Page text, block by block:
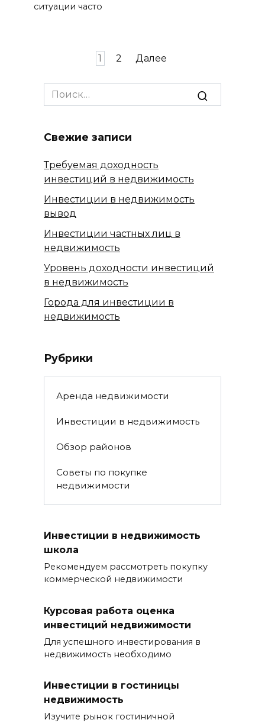
ситуации часто
1 2 Далее
Search
for:
Свежие записи
Требуемая доходность
инвестиций в недвижимость
Инвестиции в недвижимость
вывод
Инвестиции частных лиц в
недвижимость
Уровень доходности инвестиций
в недвижимость
Города для инвестиции в
недвижимость
Рубрики
Аренда недвижимости
Инвестиции в недвижимость
Обзор районов
Советы по покупке
недвижимости
Инвестиции в недвижимость
школа
Рекомендуем рассмотреть покупку
коммерческой недвижимости
Курсовая работа оценка
инвестиций недвижимости
Для успешного инвестирования в
недвижимость необходимо
Инвестиции в гостиницы
недвижимость
Изучите рынок гостиничной